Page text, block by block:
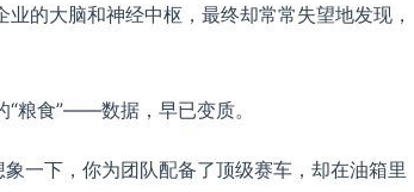
的大脑和神经中枢，最终却常常失望地发现，
“粮食”——数据，早已变质。
一下，你为团队配备了顶级赛车，却在油箱里